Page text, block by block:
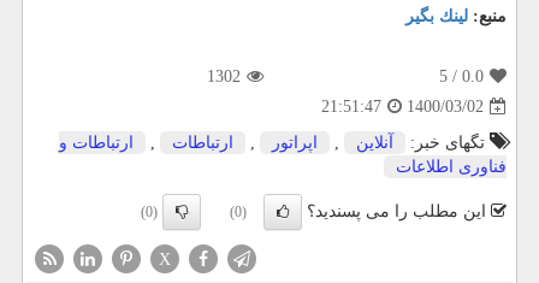
منبع: لینك بگیر
0.0
/ 5
1302
1400/03/02
21:51:47
تگهای خبر:
آنلاین , اپراتور , ارتباطات ,
ارتباطات و
فناوری اطلاعات
این مطلب را می پسندید؟ (0)
(0)
X